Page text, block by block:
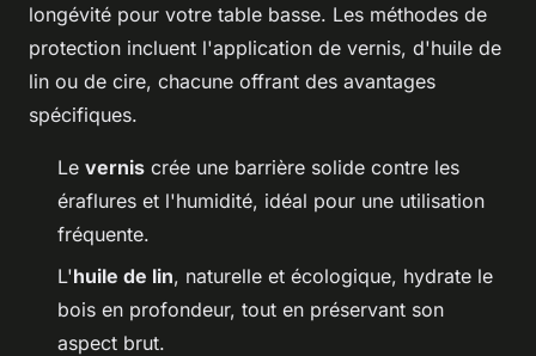
longévité pour votre table basse. Les méthodes de
protection incluent l'application de vernis, d'huile de
lin ou de cire, chacune offrant des avantages
spécifiques.
Le vernis crée une barrière solide contre les
éraflures et l'humidité, idéal pour une utilisation
fréquente.
L'huile de lin, naturelle et écologique, hydrate le
bois en profondeur, tout en préservant son
aspect brut.